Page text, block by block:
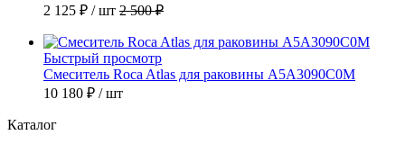
2 125 ₽ / шт 2 500 ₽
Быстрый просмотр
Смеситель Roca Atlas для раковины A5A3090C0M
10 180 ₽ / шт
Каталог